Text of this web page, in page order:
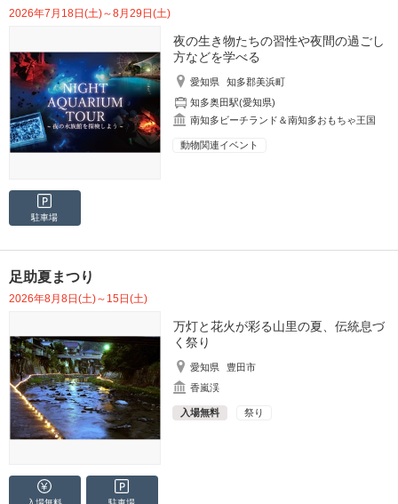
2026年7月18日(土)～8月29日(土)
夜の生き物たちの習性や夜間の過ごし
方などを学べる
愛知県
知多郡美浜町
知多奥田駅(愛知県)
南知多ビーチランド＆南知多おもちゃ王国
動物関連イベント
駐車場
足助夏まつり
2026年8月8日(土)～15日(土)
万灯と花火が彩る山里の夏、伝統息づ
く祭り
愛知県
豊田市
香嵐渓
入場無料 祭り